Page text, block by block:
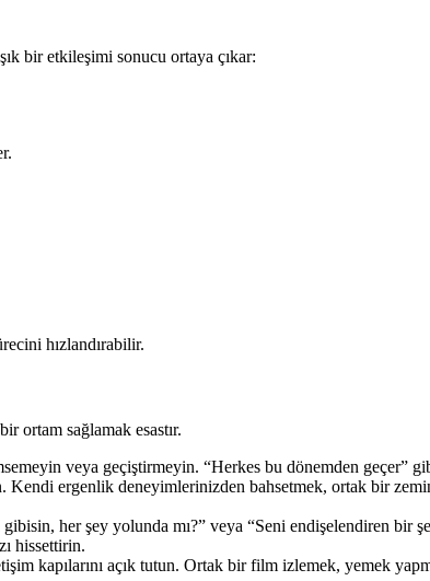
bir etkileşimi sonucu ortaya çıkar:
hızlandırabilir.
ortam sağlamak esastır.
veya geçiştirmeyin. “Herkes bu dönemden geçer”
Kendi ergenlik deneyimlerinizden bahsetmek, ortak bir
her şey yolunda mı?” veya “Seni endişelendiren bir
hissettirin.
kapılarını açık tutun. Ortak bir film izlemek, yemek